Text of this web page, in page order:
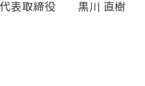
代表取締役 黒川 直樹